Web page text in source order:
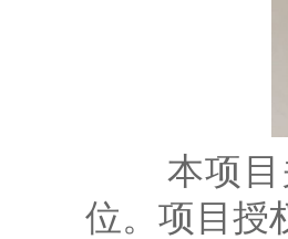
本项目关
位。项目授